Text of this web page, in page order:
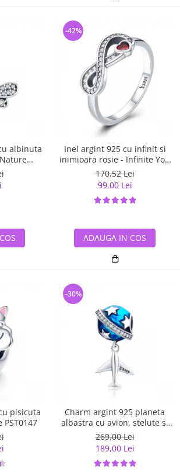
albinuta
Inel argint 925 cu infinit si
inimioara rosie - Infinite You
IST0062
170,52 Lei
99,00 Lei
-42%
ADAUGA IN COS
pisicuta
Charm argint 925 planeta
albastra cu avion, stelute si
zirconii albe PST0149
269,00 Lei
189,00 Lei
-30%